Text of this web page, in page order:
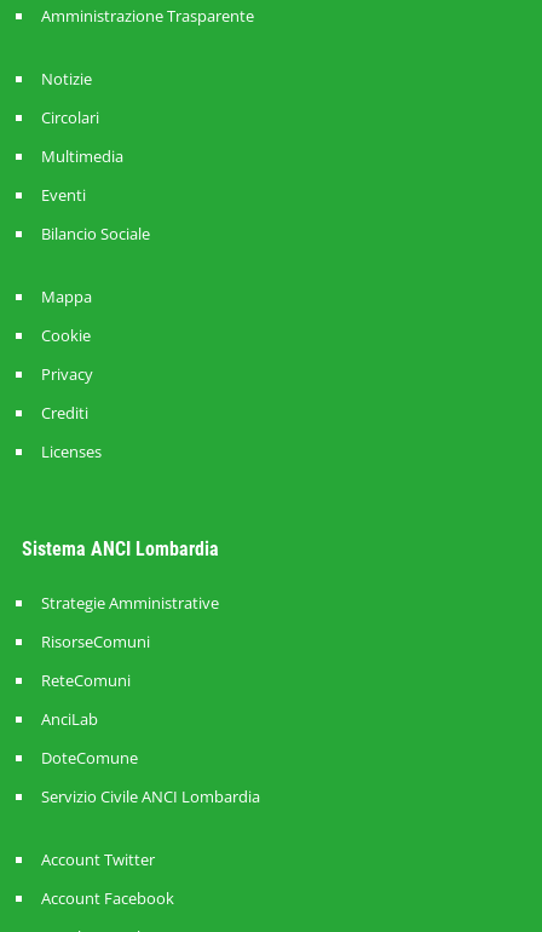
Amministrazione Trasparente
Notizie
Circolari
Multimedia
Eventi
Bilancio Sociale
Mappa
Cookie
Privacy
Crediti
Licenses
Sistema ANCI Lombardia
Strategie Amministrative
RisorseComuni
ReteComuni
AnciLab
DoteComune
Servizio Civile ANCI Lombardia
Account Twitter
Account Facebook